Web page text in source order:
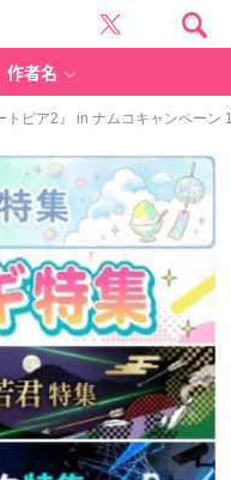
作者名
トピア2』 in ナムコキャンペーン